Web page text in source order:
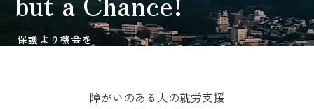
保護より機会を
障がいのある人の就労支援